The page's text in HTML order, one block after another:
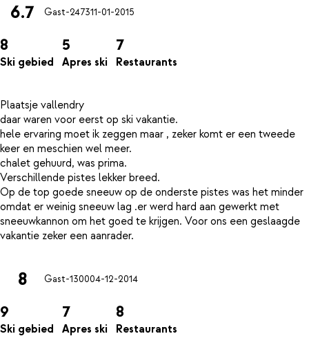
6.7 Gast-247311-01-2015
8
Ski gebied
5
Apres ski
7
Restaurants
Plaatsje vallendry
daar waren voor eerst op ski vakantie.
hele ervaring moet ik zeggen maar , zeker komt er een tweede
keer en meschien wel meer.
chalet gehuurd, was prima.
Verschillende pistes lekker breed.
Op de top goede sneeuw op de onderste pistes was het minder
omdat er weinig sneeuw lag .er werd hard aan gewerkt met
sneeuwkannon om het goed te krijgen. Voor ons een geslaagde
8 Gast-130004-12-2014
9
Ski gebied
7
Apres ski
8
Restaurants